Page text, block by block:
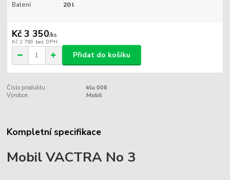
Balení
20 l
Kč 3 350/ks
Kč 2 769 bez DPH
Přidat do košíku
Číslo produktu:
klu 006
Výrobce:
Mobil
Kompletní specifikace
Mobil VACTRA No 3